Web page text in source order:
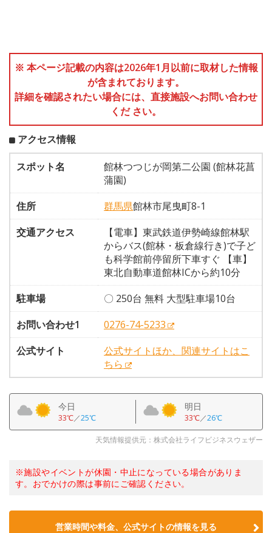
※ 本ページ記載の内容は2026年1月以前に取材した情報
が含まれております。
詳細を確認されたい場合には、直接施設へお問い合わせ
くだ さい。
アクセス情報
スポット名
館林つつじが岡第二公園 (館林花菖
蒲園)
住所
群馬県館林市尾曳町8-1
交通アクセス
【電車】東武鉄道伊勢崎線館林駅
からバス(館林・板倉線行き)で子ど
も科学館前停留所下車すぐ 【車】
東北自動車道館林ICから約10分
駐車場
〇 250台 無料 大型駐車場10台
お問い合わせ1
0276-74-5233
公式サイト
公式サイトほか、関連サイトはこ
ちら
今日
33℃／25℃
明日
33℃／26℃
天気情報提供元：株式会社ライフビジネスウェザー
※施設やイベントが休園・中止になっている場合がありま
す。おでかけの際は事前にご確認ください。
営業時間や料金、公式サイトの情報を見る